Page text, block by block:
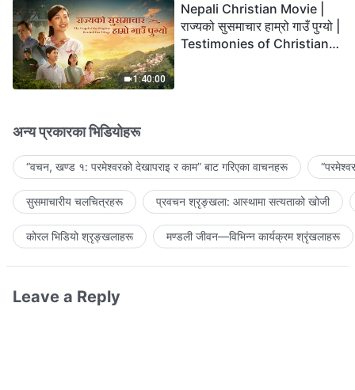
1:40:00
Nepali Christian Movie |
राज्यको सुसमाचार हाम्रो गाउँ पुग्यो |
Testimonies of Christians
अन्य प्रकारका भिडियोहरू
“वचन, खण्ड १: परमेश्‍वरको देखापराइ र काम” बाट गरिएका वाचनहरू
सुसमाचारीय चलचित्रहरू प्रवचन श्रृङ्खला: आस्थामा सत्यताको खोजी
कोरल भिडियो श्रृङ्खलाहरू मण्डली जीवन—विभिन्‍न कार्यक्रम श्रृंखलाहरू
Leave a Reply